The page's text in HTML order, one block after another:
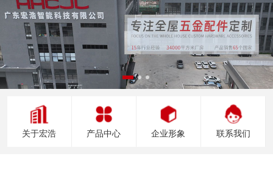
关于宏浩 产品中心 企业形象 联系我们